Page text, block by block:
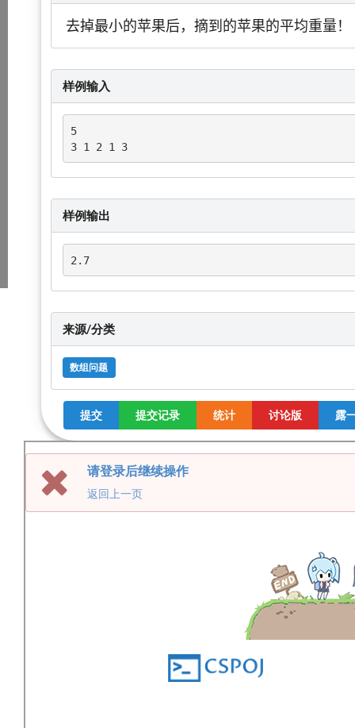
去掉最小的苹果后，摘到的苹果的平均重量！
样例输入
5
3 1 2 1 3
样例输出
2.7
来源/分类
数组问题
提交 提交记录 统计 讨论版 露